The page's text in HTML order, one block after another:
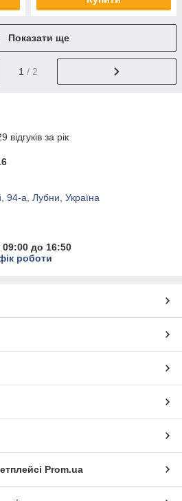
Показати ще
1 / 2
за рік
94-а, Лубни, Україна
до 16:50
роботи
Prom.ua